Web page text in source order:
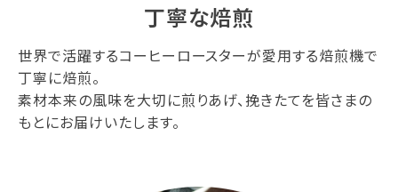
丁寧な焙煎
世界で活躍するコーヒーロースターが愛用する焙煎機で
丁寧に焙煎。
素材本来の風味を大切に煎りあげ、挽きたてを皆さまの
もとにお届けいたします。